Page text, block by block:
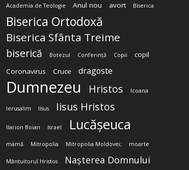
Academia de Teologie Anul nou avort Biserica
Biserica Ortodoxă
Biserica Sfânta Treime
biserică Botezul Conferință Copii
copil
Coronavirus
Cruce dragoste
Dumnezeu Hristos Icoana
Ierusalim Iisus Iisus Hristos
Ilarion Boian Israel Lucășeuca
mamă Mitropolia Mitropolia Moldovei; moarte
Mântuitorul Hristos Nașterea Domnului